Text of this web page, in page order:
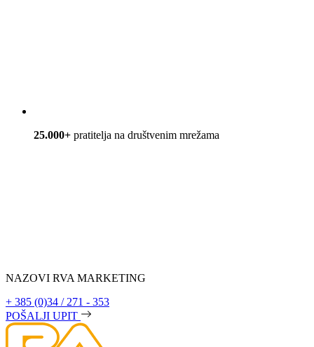
25.000+ pratitelja na društvenim mrežama
NAZOVI RVA MARKETING
+ 385 (0)34 / 271 - 353
POŠALJI UPIT